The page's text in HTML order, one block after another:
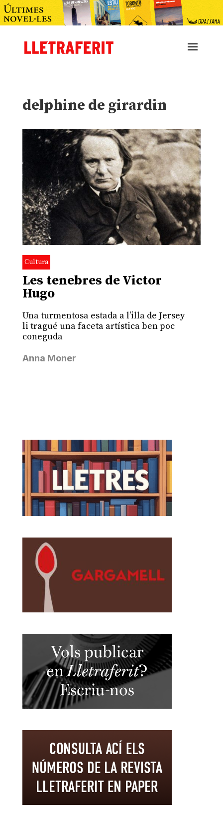
delphine de girardin
Cultura
Les tenebres de Victor
Hugo
Una turmentosa estada a l’illa de Jersey
li tragué una faceta artística ben poc
coneguda
Anna Moner